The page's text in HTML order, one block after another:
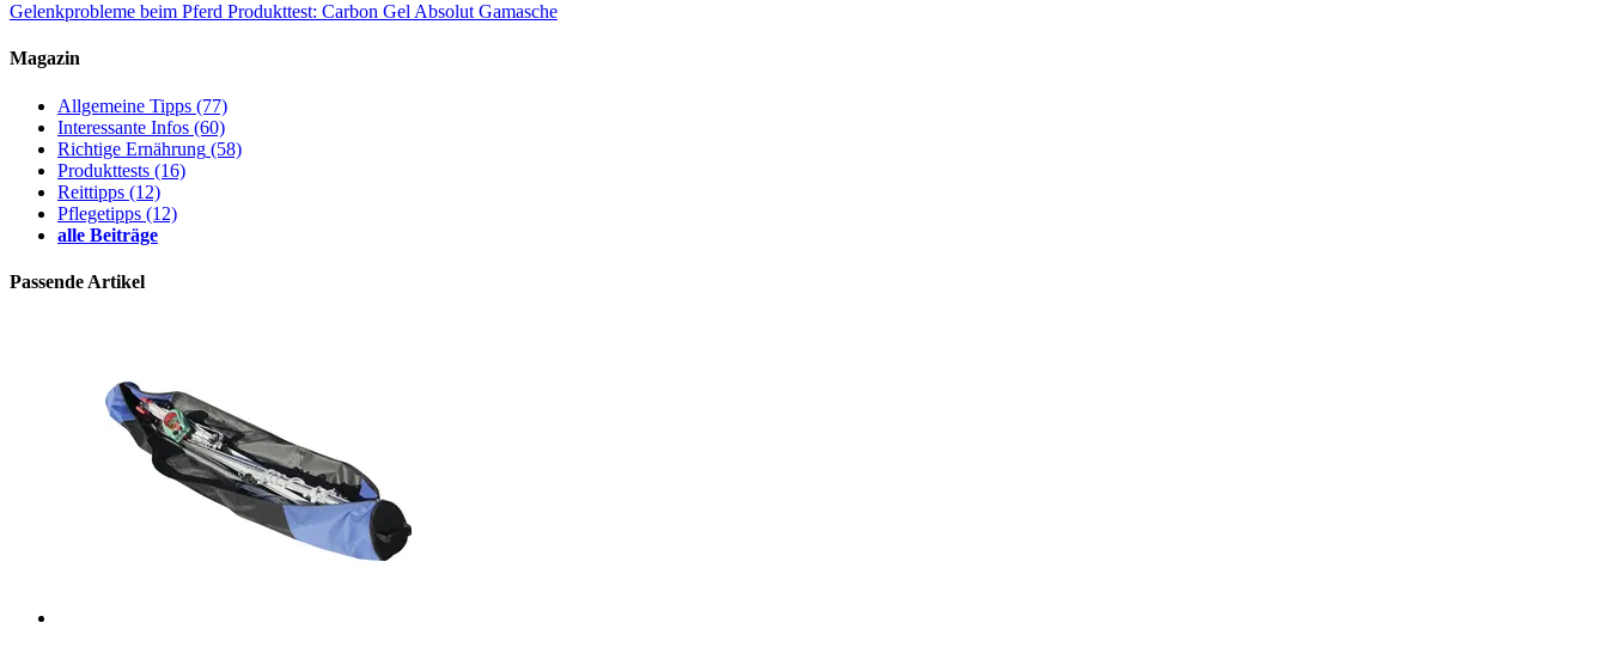
Gelenkprobleme beim Pferd Produkttest: Carbon Gel Absolut Gamasche
Magazin
Allgemeine Tipps (77)
Interessante Infos (60)
Richtige Ernährung (58)
Produkttests (16)
Reittipps (12)
Pflegetipps (12)
alle Beiträge
Passende Artikel